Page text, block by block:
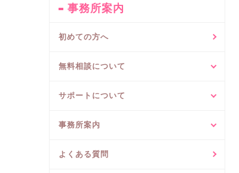
事務所案内
初めての方へ
無料相談について
サポートについて
事務所案内
よくある質問